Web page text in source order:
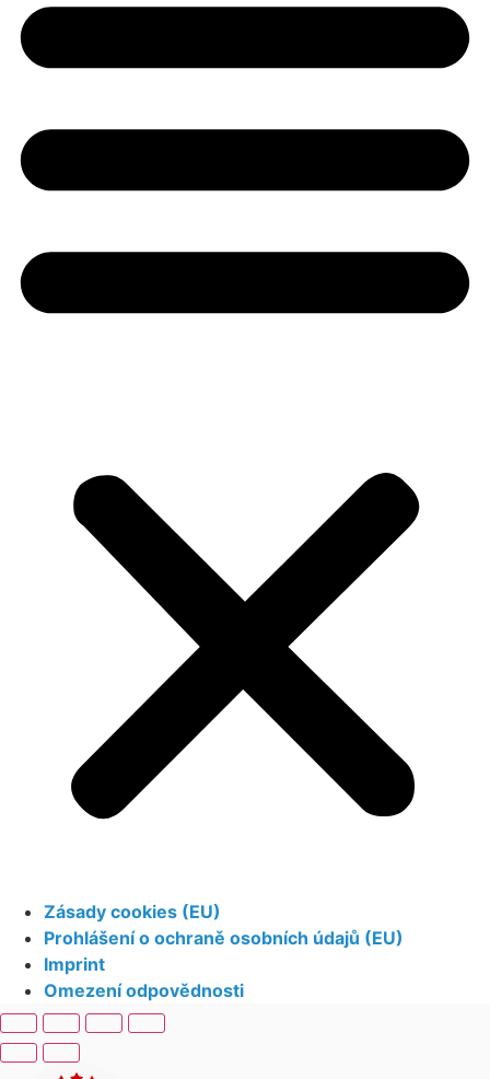
Zásady cookies (EU)
Prohlášení o ochraně osobních údajů (EU)
Imprint
Omezení odpovědnosti